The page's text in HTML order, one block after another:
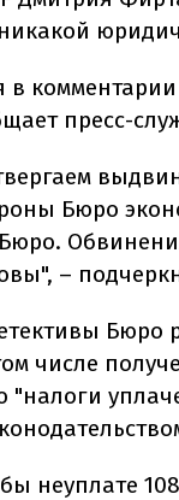
в
пресс-
Бюро
–
Бюро
числе
"налоги
неуплате